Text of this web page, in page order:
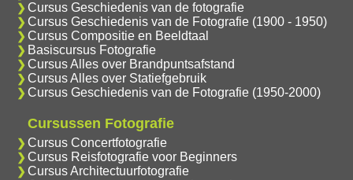
Cursus Geschiedenis van de fotografie
Cursus Geschiedenis van de Fotografie (1900 - 1950)
Cursus Compositie en Beeldtaal
Basiscursus Fotografie
Cursus Alles over Brandpuntsafstand
Cursus Alles over Statiefgebruik
Cursus Geschiedenis van de Fotografie (1950-2000)
Cursussen Fotografie
Cursus Concertfotografie
Cursus Reisfotografie voor Beginners
Cursus Architectuurfotografie